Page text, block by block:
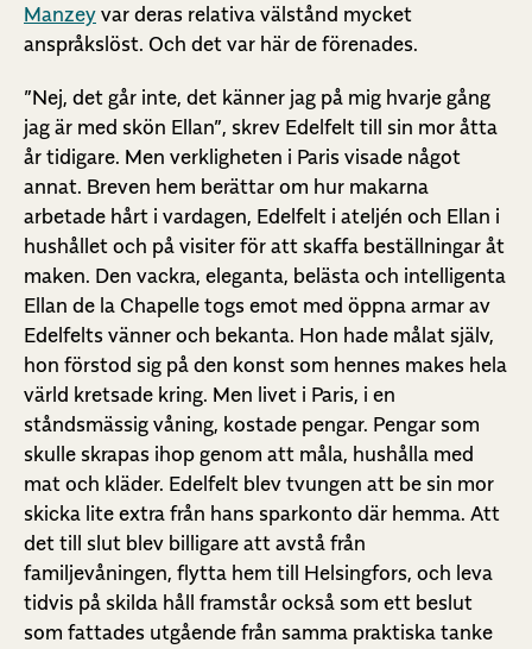
Manzey var deras relativa välstånd mycket
anspråkslöst. Och det var här de förenades.
”Nej, det går inte, det känner jag på mig hvarje gång
jag är med skön Ellan”, skrev Edelfelt till sin mor åtta
år tidigare. Men verkligheten i Paris visade något
annat. Breven hem berättar om hur makarna
arbetade hårt i vardagen, Edelfelt i ateljén och Ellan i
hushållet och på visiter för att skaffa beställningar åt
maken. Den vackra, eleganta, belästa och intelligenta
Ellan de la Chapelle togs emot med öppna armar av
Edelfelts vänner och bekanta. Hon hade målat själv,
hon förstod sig på den konst som hennes makes hela
värld kretsade kring. Men livet i Paris, i en
ståndsmässig våning, kostade pengar. Pengar som
skulle skrapas ihop genom att måla, hushålla med
mat och kläder. Edelfelt blev tvungen att be sin mor
skicka lite extra från hans sparkonto där hemma. Att
det till slut blev billigare att avstå från
familjevåningen, flytta hem till Helsingfors, och leva
tidvis på skilda håll framstår också som ett beslut
som fattades utgående från samma praktiska tanke